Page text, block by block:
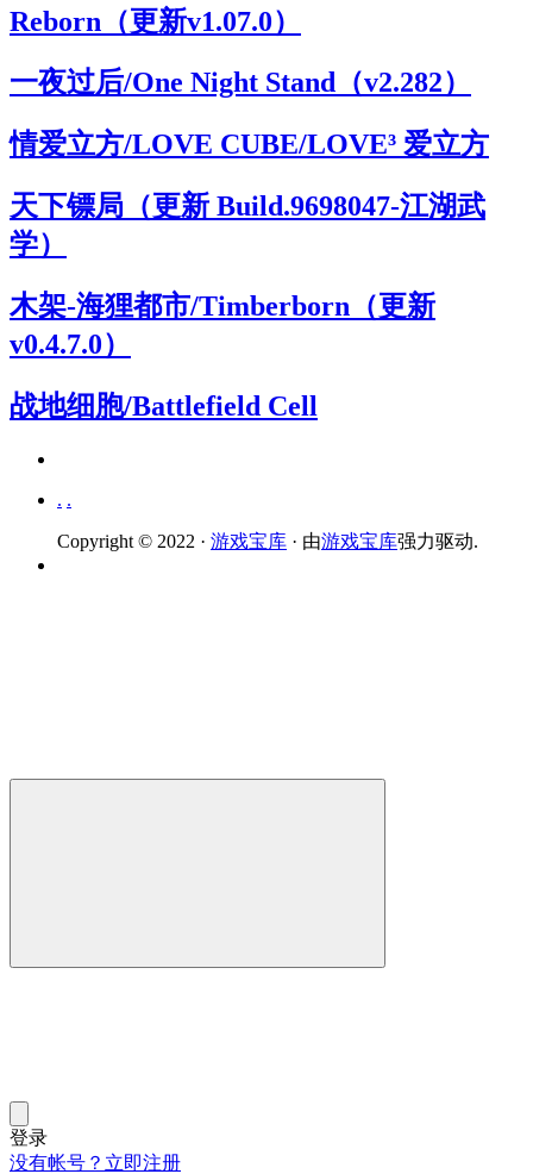
Reborn（更新v1.07.0）
一夜过后/One Night Stand（v2.282）
情爱立方/LOVE CUBE/LOVE³ 爱立方
天下镖局（更新 Build.9698047-江湖武
学）
木架-海狸都市/Timberborn（更新
v0.4.7.0）
战地细胞/Battlefield Cell
. .
Copyright © 2022 · 游戏宝库 · 由游戏宝库强力驱动.
登录
没有帐号？立即注册